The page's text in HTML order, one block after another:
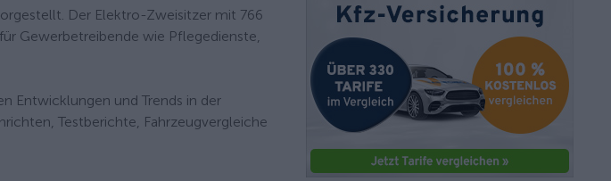
Der Elektro-Zweisitzer mit 766
Gewerbetreibende wie Pflegedienste,
Entwicklungen und Trends in der
Testberichte, Fahrzeugvergleiche